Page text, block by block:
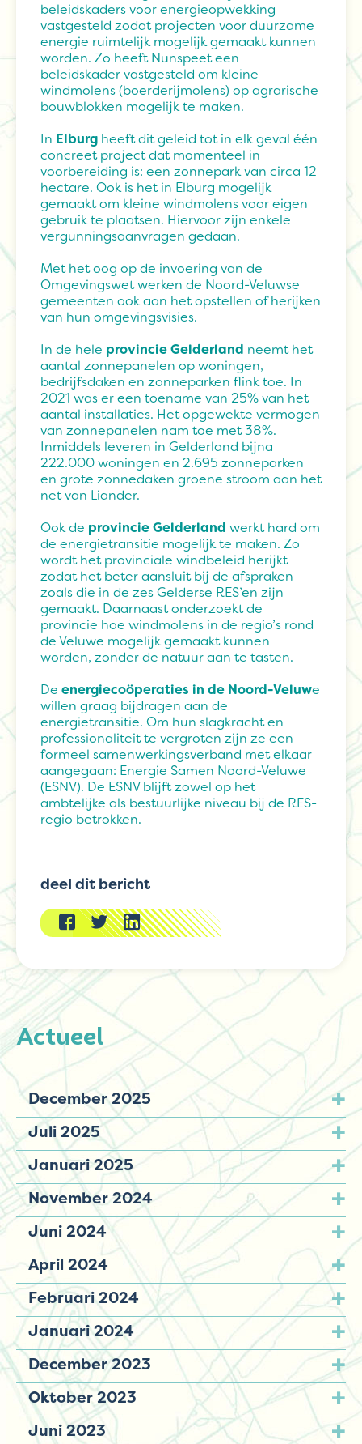
Actueel
December 2025
Juli 2025
Januari 2025
November 2024
Juni 2024
April 2024
Februari 2024
Januari 2024
December 2023
Oktober 2023
Juni 2023
beleidskaders voor energieopwekking
vastgesteld zodat projecten voor duurzame
energie ruimtelijk mogelijk gemaakt kunnen
worden. Zo heeft Nunspeet een
beleidskader vastgesteld om kleine
windmolens (boerderijmolens) op agrarische
bouwblokken mogelijk te maken.
In Elburg heeft dit geleid tot in elk geval één
concreet project dat momenteel in
voorbereiding is: een zonnepark van circa 12
hectare. Ook is het in Elburg mogelijk
gemaakt om kleine windmolens voor eigen
gebruik te plaatsen. Hiervoor zijn enkele
vergunningsaanvragen gedaan.
Met het oog op de invoering van de
Omgevingswet werken de Noord-Veluwse
gemeenten ook aan het opstellen of herijken
van hun omgevingsvisies.
In de hele provincie Gelderland neemt het
aantal zonnepanelen op woningen,
bedrijfsdaken en zonneparken flink toe. In
2021 was er een toename van 25% van het
aantal installaties. Het opgewekte vermogen
van zonnepanelen nam toe met 38%.
Inmiddels leveren in Gelderland bijna
222.000 woningen en 2.695 zonneparken
en grote zonnedaken groene stroom aan het
net van Liander.
Ook de provincie Gelderland werkt hard om
de energietransitie mogelijk te maken. Zo
wordt het provinciale windbeleid herijkt
zodat het beter aansluit bij de afspraken
zoals die in de zes Gelderse RES’en zijn
gemaakt. Daarnaast onderzoekt de
provincie hoe windmolens in de regio’s rond
de Veluwe mogelijk gemaakt kunnen
worden, zonder de natuur aan te tasten.
De energiecoöperaties in de Noord-Veluwe
willen graag bijdragen aan de
energietransitie. Om hun slagkracht en
professionaliteit te vergroten zijn ze een
formeel samenwerkingsverband met elkaar
aangegaan: Energie Samen Noord-Veluwe
(ESNV). De ESNV blijft zowel op het
ambtelijke als bestuurlijke niveau bij de RES-
regio betrokken.
deel dit bericht